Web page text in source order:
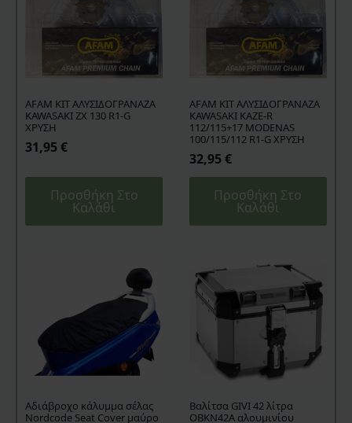
AFAM KIT ΑΛΥΣΙΔΟΓΡΑΝΑΖΑ
KAWASAKI ZX 130 R1-G
ΧΡΥΣΗ
31,95 €
Προσθήκη Στο
Καλάθι
AFAM KIT ΑΛΥΣΙΔΟΓΡΑΝΑΖΑ
KAWASAKI KAZE-R
112/115+17 MODENAS
100/115/112 R1-G ΧΡΥΣΗ
32,95 €
Προσθήκη Στο
Καλάθι
Aδιάβροχο κάλυμμα σέλας
Nordcode Seat Cover μαύρο
Βαλίτσα GIVI 42 λίτρα
OBKN42A αλουμινίου